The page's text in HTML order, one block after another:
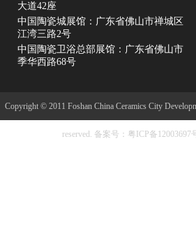
大道42座
中国陶瓷城展馆：广东省佛山市禅城区
江湾三路2号
中国陶瓷卫浴总部展馆：广东省佛山市
季华西路68号
Copyright © 2011 Foshan China Ceramics City
reserved. 备案号：粤ICP备12003697